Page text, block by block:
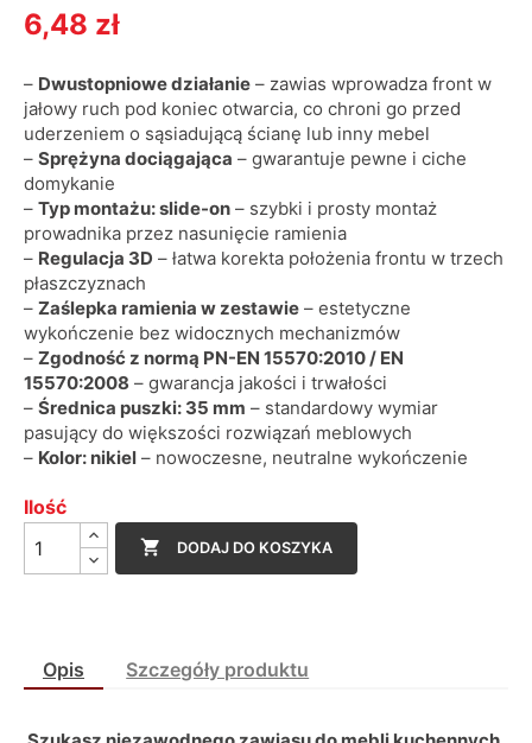
6,48 zł
– Dwustopniowe działanie – zawias wprowadza front w
jałowy ruch pod koniec otwarcia, co chroni go przed
uderzeniem o sąsiadującą ścianę lub inny mebel
– Sprężyna dociągająca – gwarantuje pewne i ciche
domykanie
– Typ montażu: slide-on – szybki i prosty montaż
prowadnika przez nasunięcie ramienia
– Regulacja 3D – łatwa korekta położenia frontu w trzech
płaszczyznach
– Zaślepka ramienia w zestawie – estetyczne
wykończenie bez widocznych mechanizmów
– Zgodność z normą PN-EN 15570:2010 / EN
15570:2008 – gwarancja jakości i trwałości
– Średnica puszki: 35 mm – standardowy wymiar
pasujący do większości rozwiązań meblowych
– Kolor: nikiel – nowoczesne, neutralne wykończenie
Ilość
 DODAJ DO KOSZYKA
Opis Szczegóły produktu